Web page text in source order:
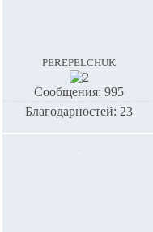
perepelchuk
Сообщения: 995
Благодарностей: 23